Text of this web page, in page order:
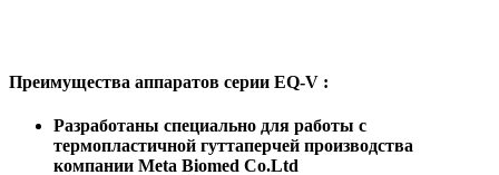
Преимущества аппаратов серии EQ-V :
Разработаны специально для работы с
термопластичной гуттаперчей производства
компании Meta Biomed Co.Ltd